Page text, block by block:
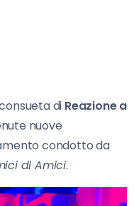
di Reazione a
nuove
condotto da
di Amici.